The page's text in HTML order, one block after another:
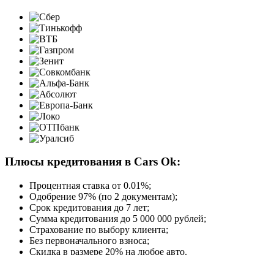
Плюсы кредитования в Cars Ok:
Процентная ставка от 0.01%;
Одобрение 97% (по 2 документам);
Срок кредитования до 7 лет;
Сумма кредитования до 5 000 000 рублей;
Страхование по выбору клиента;
Без первоначального взноса;
Скидка в размере 20% на любое авто.